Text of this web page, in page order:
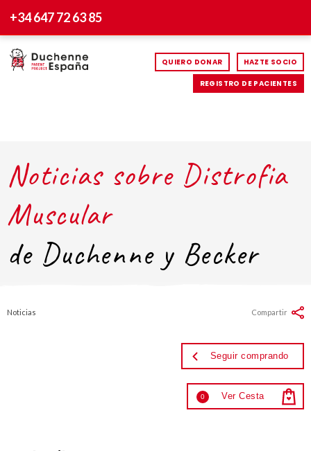
+34 647 72 63 85
QUIERO DONAR HAZTE SOCIO
REGISTRO DE PACIENTES
Noticias sobre Distrofia
Muscular
de Duchenne y Becker
Noticias
Seguir comprando
0 Ver Cesta
Compartir